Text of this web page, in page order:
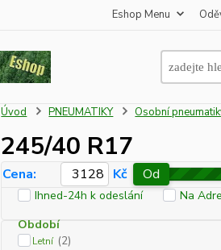
Eshop Menu
Úvod PNEUMATIKY Osobní
245/40 R17
Cena: Kč Od
Ihned-24h k odeslání
Na
Období
Letní (2)